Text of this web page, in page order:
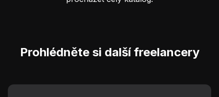
Prohlédněte si další freelancery